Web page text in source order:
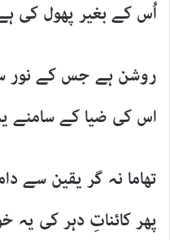
اُس کے بغیر پھول کی
روشن ہے جس کے نور
اس کی ضیا کے سامنے
تھاما نہ گر یقین سے
پھر کائناتِ دہر کی یہ